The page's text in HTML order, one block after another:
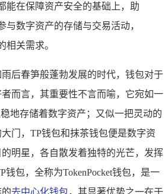
能在保障资产安全的基础上，助
与数字资产的存储与交易活动，
相关需求。
后春笋般蓬勃发展的时代，钱包对于
而言，其重要性不言而喻，它宛如一
地存储着数字资产；又似一把灵动的
门，TP钱包和抹茶钱包便是数字资
明星，各自散发着独特的光芒，发挥
钱包，全称为TokenPocket钱包，是一
去中心化钱包，其显著优势之一在于